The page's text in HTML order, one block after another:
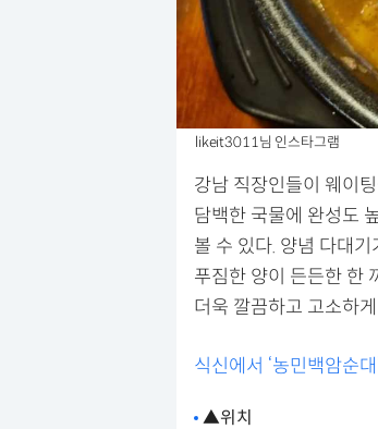
likeit3011님 인스타그램
강남 직장인들이 웨이
담백한 국물에 완성도
볼 수 있다. 양념 다대
푸짐한 양이 든든한 한
더욱 깔끔하고 고소하
식신에서 ‘농민백암순
▲위치